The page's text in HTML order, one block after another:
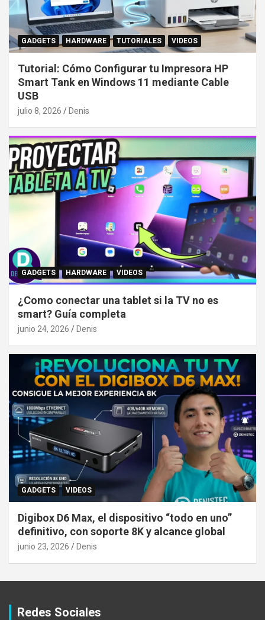
GADGETS HARDWARE TUTORIALES VIDEOS
Tutorial: Cómo Configurar tu Impresora HP
Smart Tank en Windows 11 mediante Cable
USB
julio 8, 2026 Denis
GADGETS HARDWARE VIDEOS
¿Como conectar una tablet si la TV no es
smart? Guía completa
junio 24, 2026 Denis
GADGETS VIDEOS
Digibox D6 Max, el dispositivo “todo en uno”
definitivo, con soporte 8K y alcance global
junio 23, 2026 Denis
Redes Sociales